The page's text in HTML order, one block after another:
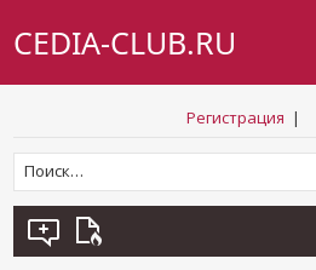
CEDIA-CLUB.RU
Регистрация |